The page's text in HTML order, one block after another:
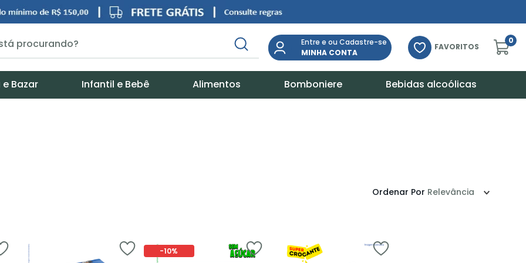
Entre e ou Cadastre-se
MINHA CONTA
FAVORITOS
0
e Bazar Infantil e Bebê Alimentos Bomboniere Bebidas alcoólicas
Ordenar Por Relevância
-10%